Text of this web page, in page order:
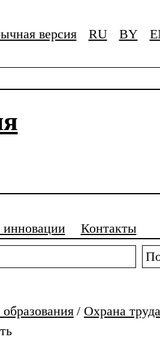
версия RU BY
Контакты
/ Охрана